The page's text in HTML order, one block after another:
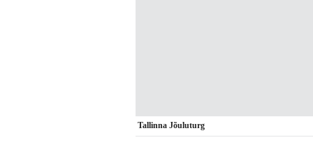
Tallinna Jõuluturg